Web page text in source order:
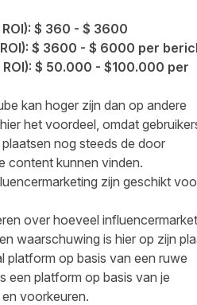
$ 360 - $ 3600
$ 3600 - $ 6000 per
$ 50.000 - $100.000 per
kan hoger zijn dan op andere
het voordeel, omdat
nog steeds de door
content kunnen vinden.
zijn geschikt
over hoeveel
waarschuwing is hier op zijn
platform op basis van een ruwe
een platform op basis van je
voorkeuren.